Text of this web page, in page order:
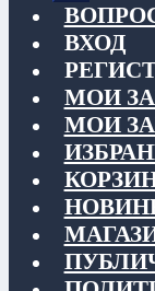
ВХОД
МОИ
МОИ